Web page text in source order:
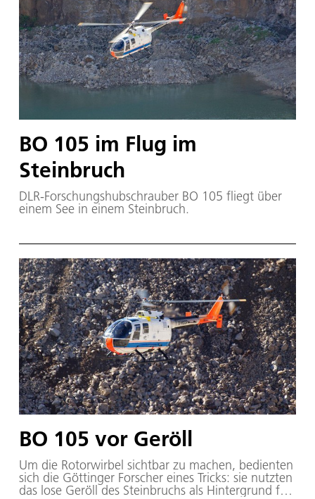
BO 105 im Flug im
Steinbruch
DLR-Forschungshubschrauber BO 105 fliegt über
einem See in einem Steinbruch.
BO 105 vor Geröll
Um die Rotorwirbel sichtbar zu machen, bedienten
sich die Göttinger Forscher eines Tricks: sie nutzten
das lose Geröll des Steinbruchs als Hintergrund für